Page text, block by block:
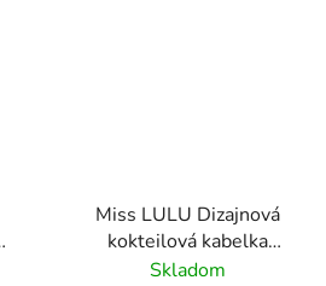
Miss LULU Dizajnová
kokteilová kabelka
EH2257 - zelená
Skladom